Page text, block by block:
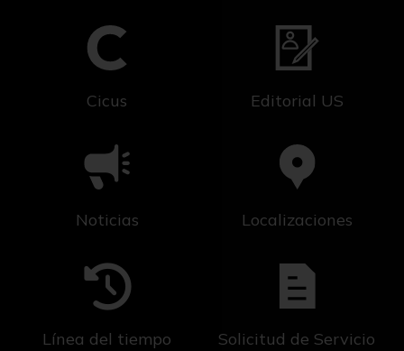
Cicus Editorial US
Noticias Localizaciones
Línea del tiempo Solicitud de Servicio